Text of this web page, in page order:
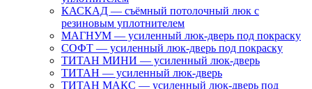
КАСКАД — съёмный потолочный люк с
резиновым уплотнителем
МАГНУМ — усиленный люк-дверь под покраску
СОФТ — усиленный люк-дверь под покраску
ТИТАН МИНИ — усиленный люк-дверь
ТИТАН — усиленный люк-дверь
ТИТАН МАКС — усиленный люк-дверь под